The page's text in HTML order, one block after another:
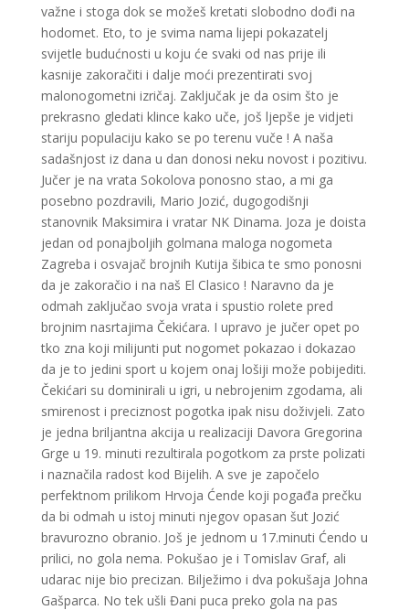
važne i stoga dok se možeš kretati slobodno dođi na
hodomet. Eto, to je svima nama lijepi pokazatelj
svijetle budućnosti u koju će svaki od nas prije ili
kasnije zakoračiti i dalje moći prezentirati svoj
malonogometni izričaj. Zaključak je da osim što je
prekrasno gledati klince kako uče, još ljepše je vidjeti
stariju populaciju kako se po terenu vuče ! A naša
sadašnjost iz dana u dan donosi neku novost i pozitivu.
Jučer je na vrata Sokolova ponosno stao, a mi ga
posebno pozdravili, Mario Jozić, dugogodišnji
stanovnik Maksimira i vratar NK Dinama. Joza je doista
jedan od ponajboljih golmana maloga nogometa
Zagreba i osvajač brojnih Kutija šibica te smo ponosni
da je zakoračio i na naš El Clasico ! Naravno da je
odmah zaključao svoja vrata i spustio rolete pred
brojnim nasrtajima Čekićara. I upravo je jučer opet po
tko zna koji milijunti put nogomet pokazao i dokazao
da je to jedini sport u kojem onaj lošiji može pobijediti.
Čekićari su dominirali u igri, u nebrojenim zgodama, ali
smirenost i preciznost pogotka ipak nisu doživjeli. Zato
je jedna briljantna akcija u realizaciji Davora Gregorina
Grge u 19. minuti rezultirala pogotkom za prste polizati
i naznačila radost kod Bijelih. A sve je započelo
perfektnom prilikom Hrvoja Ćende koji pogađa prečku
da bi odmah u istoj minuti njegov opasan šut Jozić
bravurozno obranio. Još je jednom u 17.minuti Ćendo u
prilici, no gola nema. Pokušao je i Tomislav Graf, ali
udarac nije bio precizan. Bilježimo i dva pokušaja Johna
Gašparca. No tek ušli Đani puca preko gola na pas